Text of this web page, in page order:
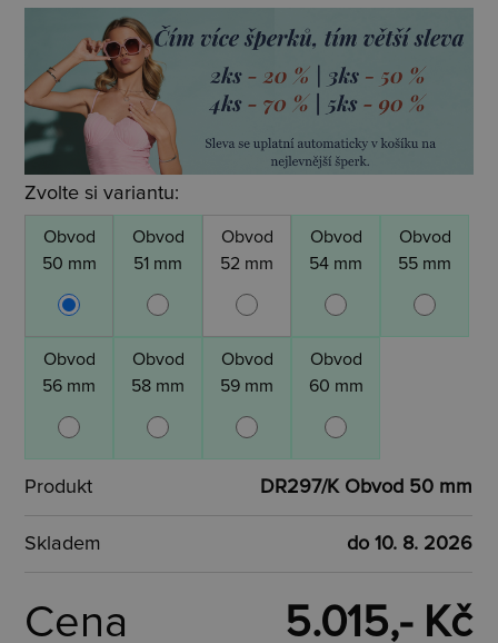
Zvolte si variantu:
Obvod
50 mm
Obvod
51 mm
Obvod
52 mm
Obvod
54 mm
Obvod
55 mm
Obvod
56 mm
Obvod
58 mm
Obvod
59 mm
Obvod
60 mm
Produkt DR297/K Obvod 50 mm
Skladem do 10. 8. 2026
Cena 5.015,- Kč